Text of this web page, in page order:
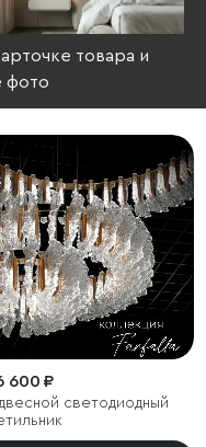
товара и
фото
600 ₽
светодиодный